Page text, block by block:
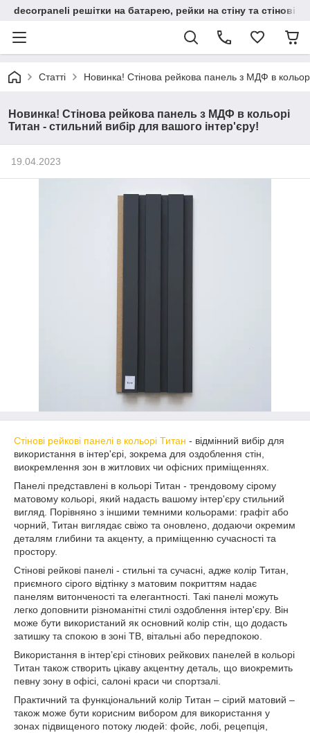
decorpaneli решітки на батарею, рейки на стіну та стінові
Статті Новинка! Стінова рейкова панель з МДФ в
Новинка! Стінова рейкова панель з МДФ в кольорі
Титан - стильний вибір для вашого інтер'єру!
19.04.2023
Стінові рейкові панелі в кольорі Титан - відмінний вибір для
використання в інтер'єрі, зокрема для оздоблення стін,
виокремлення зон в житлових чи офісних приміщеннях.
Панелі представлені в кольорі Титан - трендовому сірому
матовому кольорі, який надасть вашому інтер'єру стильний
вигляд. Порівняно з іншими темними кольорами: графіт або
чорний, Титан виглядає свіжо та оновлено, додаючи окремим
деталям глибини та акценту, а приміщенню сучасності та
простору.
Стінові рейкові панелі - стильні та сучасні, адже колір Титан,
приємного сірого відтінку з матовим покриттям надає
панелям витонченості та елегантності. Такі панелі можуть
легко доповнити різноманітні стилі оздоблення інтер'єру. Він
може бути використаний як основний колір стін, що додасть
затишку та спокою в зоні ТВ, вітальні або передпокою.
Використання в інтерʼєрі стінових рейкових панелей в кольорі
Титан також створить цікаву акцентну деталь, що виокремить
певну зону в офісі, салоні краси чи спортзалі.
Практичний та функціональний колір Титан – сірий матовий –
також може бути корисним вибором для використання у
зонах підвищеного потоку людей: фойє, лобі, рецепція,